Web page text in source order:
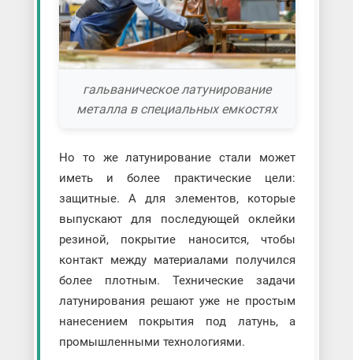
гальваническое латунирование
металла в специальных емкостях
Но то же латунирование стали может
иметь и более практические цели:
защитные. А для элементов, которые
выпускают для последующей оклейки
резиной, покрытие наносится, чтобы
контакт между материалами получился
более плотным. Технические задачи
латунирования решают уже не простым
нанесением покрытия под латунь, а
промышленными технологиями.